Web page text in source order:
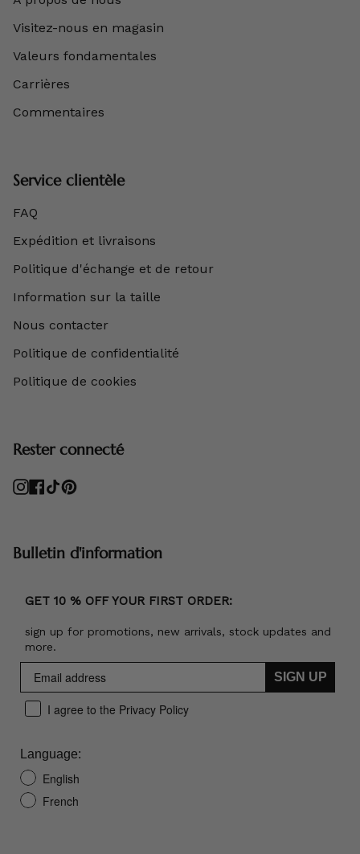
Visitez-nous en magasin
Valeurs fondamentales
Carrières
Commentaires
Service clientèle
FAQ
Expédition et livraisons
Politique d'échange et de retour
Information sur la taille
Nous contacter
Politique de confidentialité
Politique de cookies
Rester connecté
Instagram
Facebook
TikTokPinterest
Bulletin d'information
GET 10 % OFF YOUR FIRST ORDER:
sign up for promotions, new arrivals, stock updates and
more.
SIGN UP
I agree to the Privacy Policy
Language:
English
French